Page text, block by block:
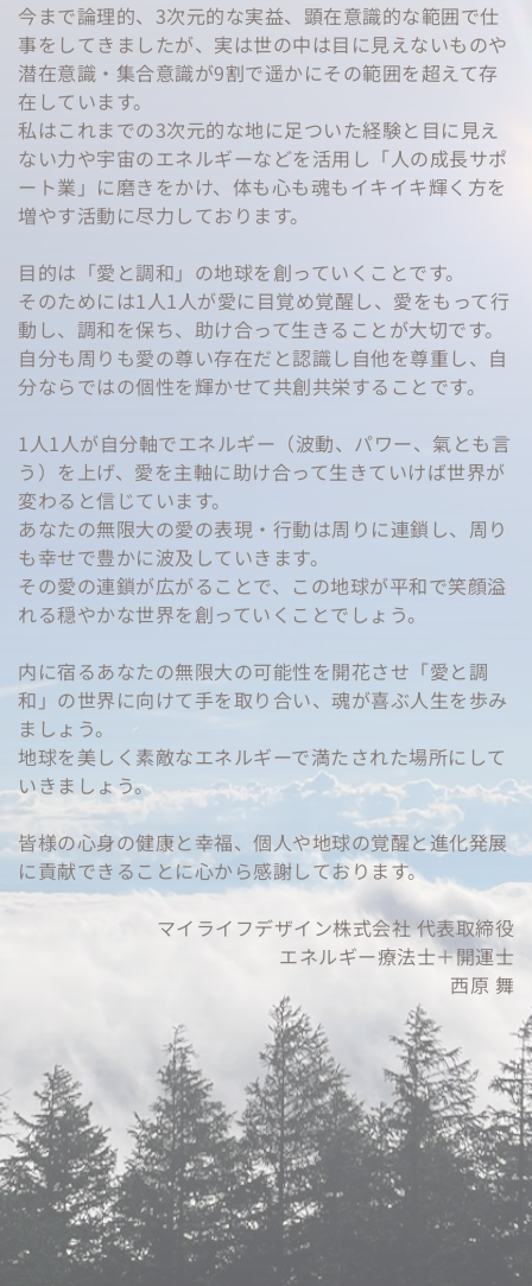
今まで論理的、3次元的な実益、顕在意識的な範囲で仕
事をしてきましたが、実は世の中は目に見えないものや
潜在意識・集合意識が9割で遥かにその範囲を超えて存
在しています。
私はこれまでの3次元的な地に足ついた経験と目に見え
ない力や宇宙のエネルギーなどを活用し「人の成長サポ
ート業」に磨きをかけ、体も心も魂もイキイキ輝く方を
増やす活動に尽力しております。
目的は「愛と調和」の地球を創っていくことです。
そのためには1人1人が愛に目覚め覚醒し、愛をもって行
動し、調和を保ち、助け合って生きることが大切です。
自分も周りも愛の尊い存在だと認識し自他を尊重し、自
分ならではの個性を輝かせて共創共栄することです。
1人1人が自分軸でエネルギー（波動、パワー、氣とも言
う）を上げ、愛を主軸に助け合って生きていけば世界が
変わると信じています。
あなたの無限大の愛の表現・行動は周りに連鎖し、周り
も幸せで豊かに波及していきます。
その愛の連鎖が広がることで、この地球が平和で笑顔溢
れる穏やかな世界を創っていくことでしょう。
内に宿るあなたの無限大の可能性を開花させ「愛と調
和」の世界に向けて手を取り合い、魂が喜ぶ人生を歩み
ましょう。
地球を美しく素敵なエネルギーで満たされた場所にして
いきましょう。
皆様の心身の健康と幸福、個人や地球の覚醒と進化発展
に貢献できることに心から感謝しております。
マイライフデザイン株式会社 代表取締役
エネルギー療法士＋開運士
西原 舞